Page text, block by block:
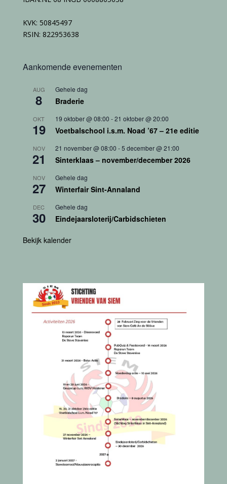
KVK: 50845497
RSIN: 822953638
Aankomende evenementen
AUG
8
Gehele dag
Braderie
OKT
19
19 oktober @ 08:00 -21 oktober @ 20:00
Voetbalschool i.s.m. Noad ’67 – 21e editie
NOV
21
21 november @ 08:00 -5 december @ 21:00
Sinterklaas – november/december 2026
NOV
27
Gehele dag
Winterfair Sint-Annaland
DEC
30
Gehele dag
Eindejaarsloterij/Carbidschieten
Bekijk kalender